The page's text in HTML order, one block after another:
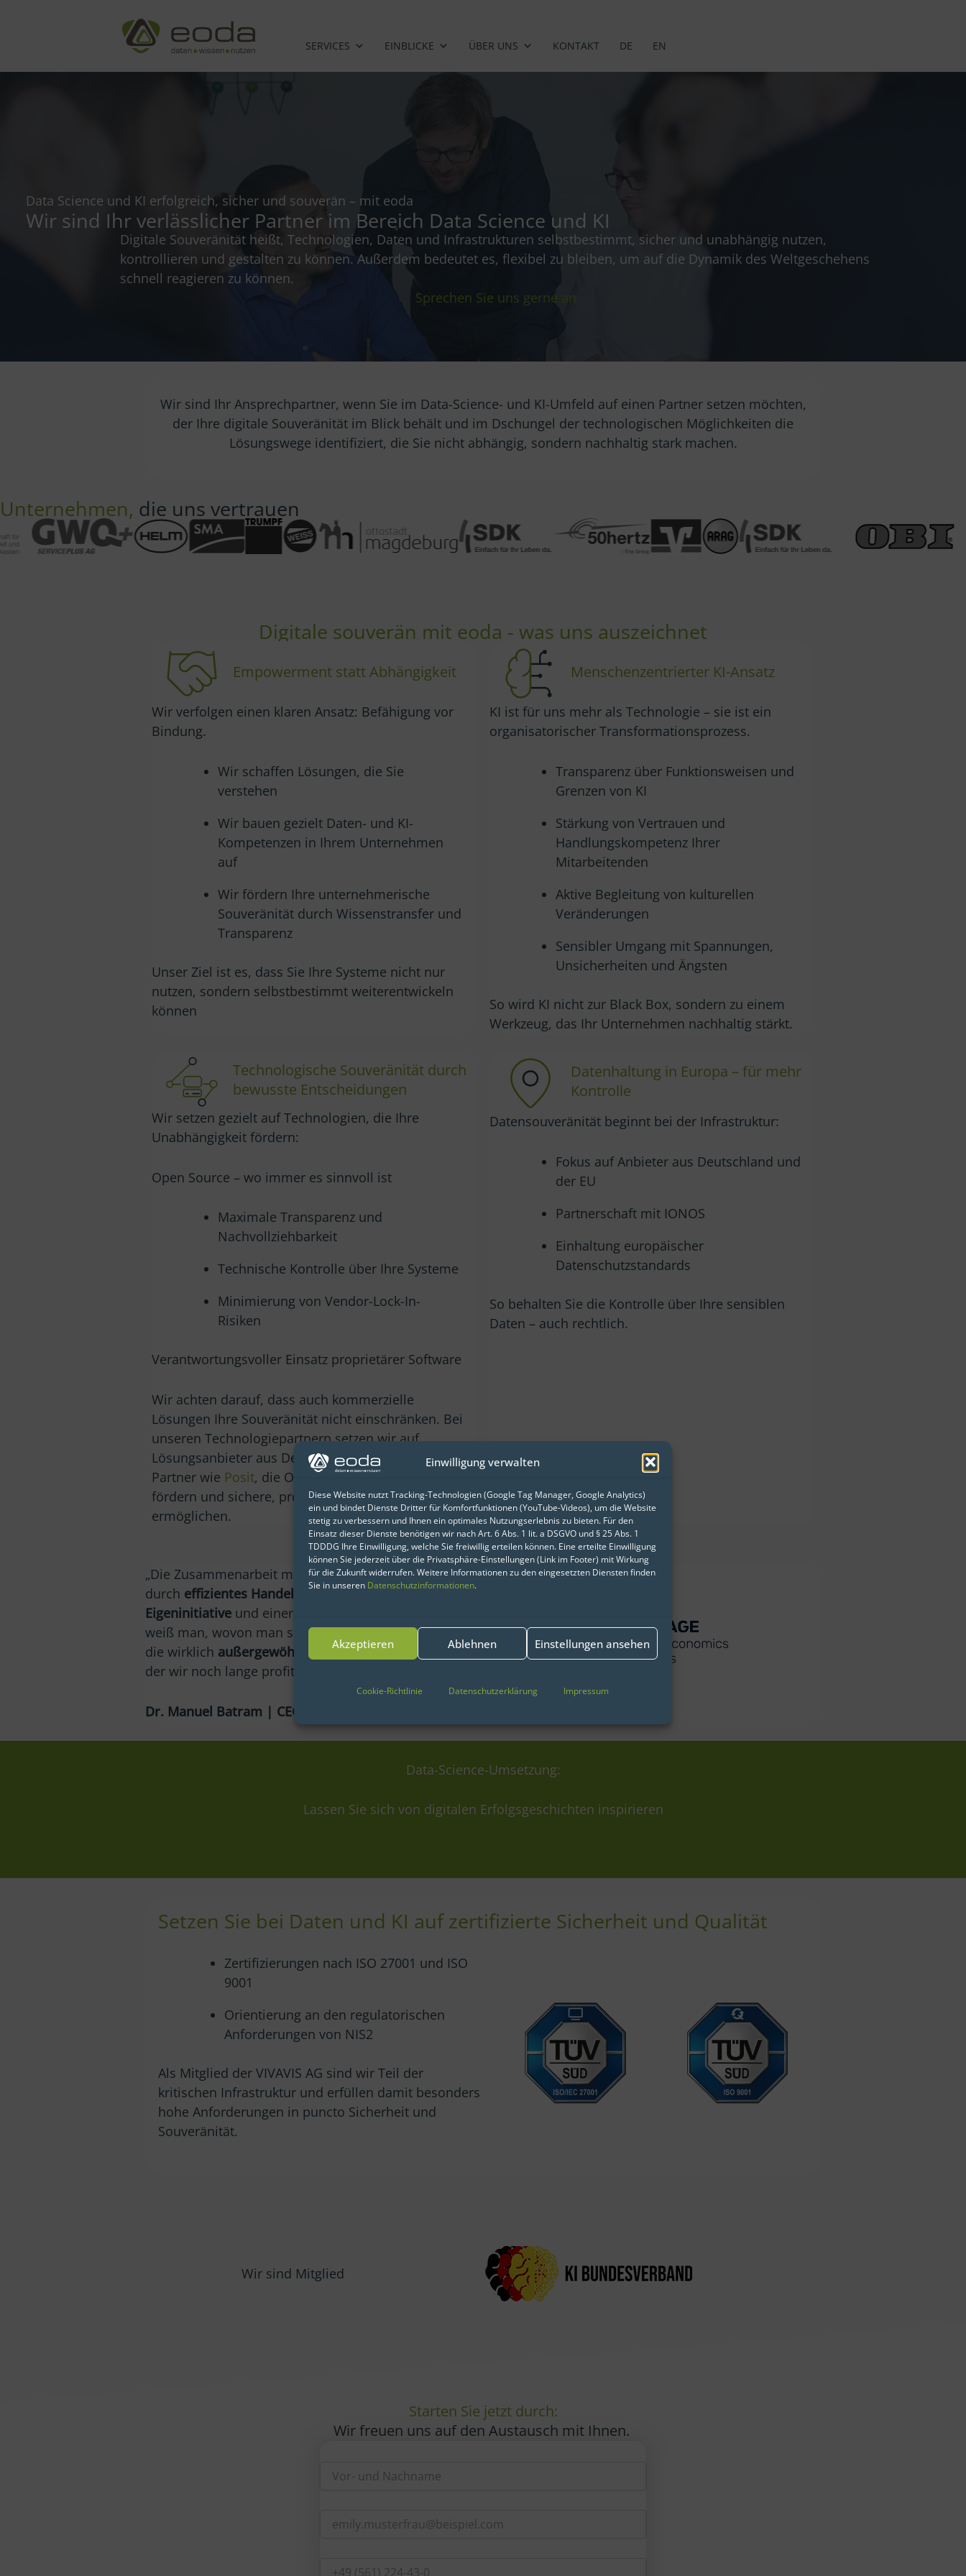
Einwilligung verwalten
Diese Website nutzt Tracking-Technologien (Google Tag Manager, Google Analytics)
ein und bindet Dienste Dritter für Komfortfunktionen (YouTube-Videos), um die Website
stetig zu verbessern und Ihnen ein optimales Nutzungserlebnis zu bieten. Für den
Einsatz dieser Dienste benötigen wir nach Art. 6 Abs. 1 lit. a DSGVO und § 25 Abs. 1
TDDDG Ihre Einwilligung, welche Sie freiwillig erteilen können. Eine erteilte Einwilligung
können Sie jederzeit über die Privatsphäre-Einstellungen (Link im Footer) mit Wirkung
für die Zukunft widerrufen. Weitere Informationen zu den eingesetzten Diensten finden
Sie in unseren Datenschutzinformationen.
Akzeptieren Ablehnen Einstellungen ansehen
Cookie-Richtlinie Datenschutzerklärung Impressum
SERVICES EINBLICKE ÜBER UNS KONTAKT DE EN
Data Science und KI erfolgreich, sicher und souverän – mit eoda
Wir sind Ihr verlässlicher Partner im Bereich Data Science und KI
Digitale Souveränität heißt, Technologien, Daten und Infrastrukturen selbstbestimmt, sicher und unabhängig nutzen,
kontrollieren und gestalten zu können. Außerdem bedeutet es, flexibel zu bleiben, um auf die Dynamik des Weltgeschehens
schnell reagieren zu können.
Sprechen Sie uns gerne an
Wir sind Ihr Ansprechpartner, wenn Sie im Data-Science- und KI-Umfeld auf einen Partner setzen möchten,
der Ihre digitale Souveränität im Blick behält und im Dschungel der technologischen Möglichkeiten die
Lösungswege identifiziert, die Sie nicht abhängig, sondern nachhaltig stark machen.
Unternehmen, die uns vertrauen
Digitale souverän mit eoda - was uns auszeichnet
Empowerment statt Abhängigkeit
Wir verfolgen einen klaren Ansatz: Befähigung vor
Bindung.
Wir schaffen Lösungen, die Sie
verstehen
Wir bauen gezielt Daten- und KI-
Kompetenzen in Ihrem Unternehmen
auf
Wir fördern Ihre unternehmerische
Souveränität durch Wissenstransfer und
Transparenz
Unser Ziel ist es, dass Sie Ihre Systeme nicht nur
nutzen, sondern selbstbestimmt weiterentwickeln
können
Menschenzentrierter KI-Ansatz
KI ist für uns mehr als Technologie – sie ist ein
organisatorischer Transformationsprozess.
Transparenz über Funktionsweisen und
Grenzen von KI
Stärkung von Vertrauen und
Handlungskompetenz Ihrer
Mitarbeitenden
Aktive Begleitung von kulturellen
Veränderungen
Sensibler Umgang mit Spannungen,
Unsicherheiten und Ängsten
So wird KI nicht zur Black Box, sondern zu einem
Werkzeug, das Ihr Unternehmen nachhaltig stärkt.
Technologische Souveränität durch
bewusste Entscheidungen
Wir setzen gezielt auf Technologien, die Ihre
Unabhängigkeit fördern:
Open Source – wo immer es sinnvoll ist
Maximale Transparenz und
Nachvollziehbarkeit
Technische Kontrolle über Ihre Systeme
Minimierung von Vendor-Lock-In-
Risiken
Verantwortungsvoller Einsatz proprietärer Software
Wir achten darauf, dass auch kommerzielle
Lösungen Ihre Souveränität nicht einschränken. Bei
unseren Technologiepartnern setzen wir auf
Lösungsanbieter aus Deutschland wie
oder
Partner wie Posit, die Open-Source-Initiativen aktiv
fördern und sichere, produktive Umgebungen
ermöglichen.
Datenhaltung in Europa – für mehr
Kontrolle
Datensouveränität beginnt bei der Infrastruktur:
Fokus auf Anbieter aus Deutschland und
der EU
Partnerschaft mit IONOS
Einhaltung europäischer
Datenschutzstandards
So behalten Sie die Kontrolle über Ihre sensiblen
Daten – auch rechtlich.
„Die Zusammenarbeit mit der eoda GmbH ist geprägt
durch effizientes Handeln , starkausgeprägte
Eigeninitiativeund einer
weiß man, wovon man spricht. Eine Zusammenarbeit,
die wirklich außergewöhnliche Freude macht und von
der wir noch lange profitieren werden.“
Dr. Manuel Batram | CEO | Vandage GmbH
Data-Science-Umsetzung:
Lassen Sie sich von digitalen Erfolgsgeschichten inspirieren
Setzen Sie bei Daten und KI auf zertifizierte Sicherheit und Qualität
Zertifizierungen nach ISO 27001 und ISO
9001
Orientierung an den regulatorischen
Anforderungen von NIS2
Als Mitglied der VIVAVIS AG sind wir Teil der
kritischen Infrastruktur und erfüllen damit besonders
hohe Anforderungen in puncto Sicherheit und
Souveränität.
Wir sind Mitglied
Starten Sie jetzt durch:
Wir freuen uns auf den Austausch mit Ihnen.